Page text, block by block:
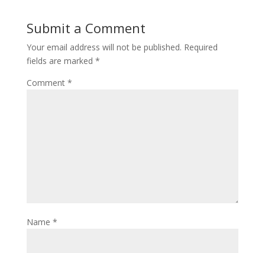
Submit a Comment
Your email address will not be published. Required
fields are marked *
Comment *
Name *